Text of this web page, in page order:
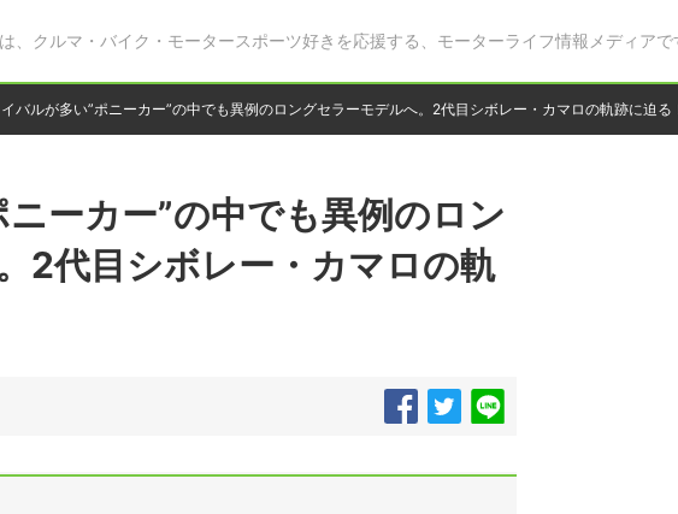
、クルマ・バイク・モータースポーツ好きを応援する、モーターライフ情報メディアで
バルが多い”ポニーカー”の中でも異例のロングセラーモデルへ。2代目シボレー・カマロの軌跡に迫る
ーカー”の中でも異例のロン
2代目シボレー・カマロの軌